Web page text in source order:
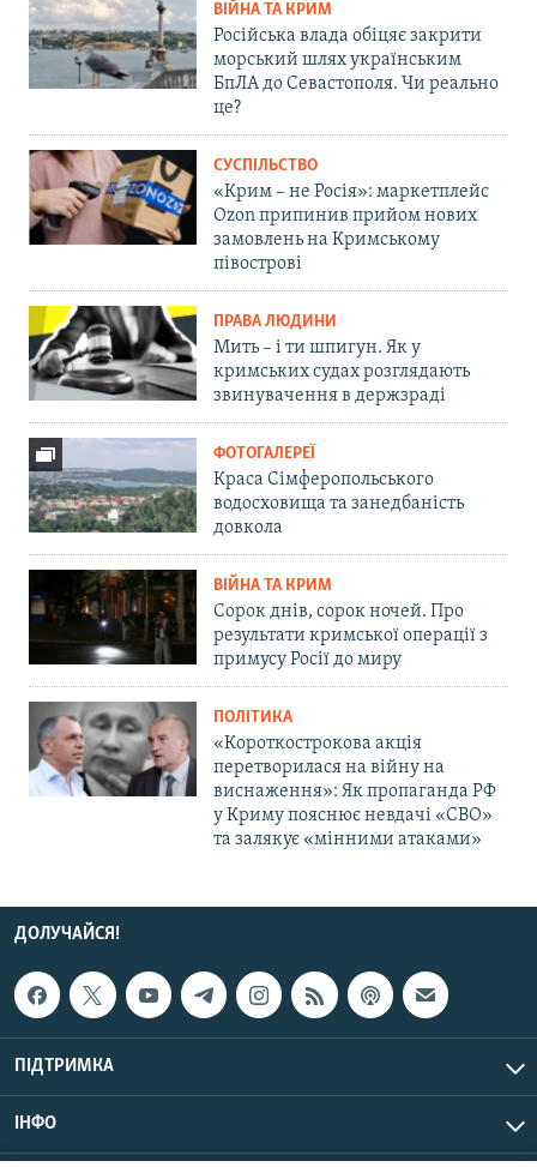
ВІЙНА ТА КРИМ
Російська влада обіцяє закрити
морський шлях українським
БпЛА до Севастополя. Чи реально
це?
СУСПІЛЬСТВО
«Крим – не Росія»: маркетплейс
Ozon припинив прийом нових
замовлень на Кримському
півострові
ПРАВА ЛЮДИНИ
Мить – і ти шпигун. Як у
кримських судах розглядають
звинувачення в держзраді
ФОТОГАЛЕРЕЇ
Краса Сімферопольського
водосховища та занедбаність
довкола
ВІЙНА ТА КРИМ
Сорок днів, сорок ночей. Про
результати кримської операції з
примусу Росії до миру
ПОЛІТИКА
«Короткострокова акція
перетворилася на війну на
виснаження»: Як пропаганда РФ
у Криму пояснює невдачі «СВО»
та залякує «мінними атаками»
ДОЛУЧАЙСЯ!
ПІДТРИМКА
ІНФО